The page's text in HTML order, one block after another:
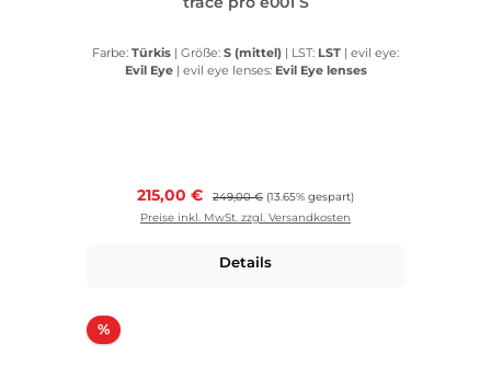
Farbe: Türkis | Größe: S (mittel) | LST: LST | evil eye:
Evil Eye | evil eye lenses: Evil Eye lenses
Verkaufspreis:
215,00 € Regulärer Preis:
249,00 € (13.65% gespart)
Preise inkl. MwSt. zzgl. Versandkosten
Details
%Rabatt